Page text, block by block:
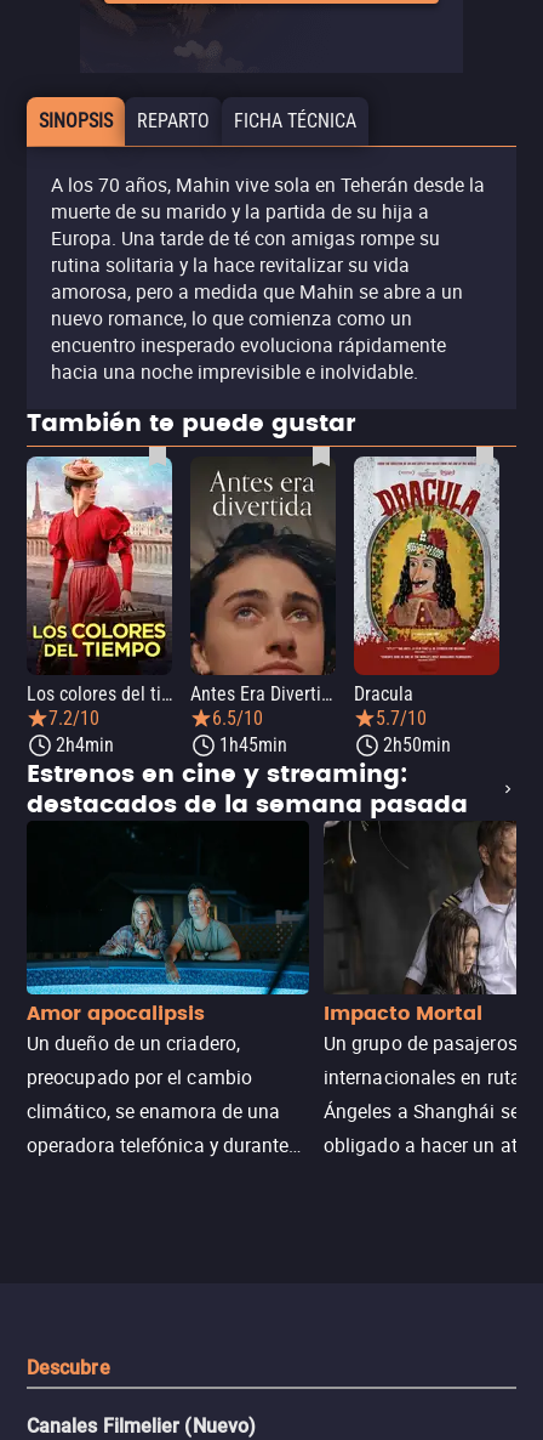
SINOPSIS REPARTO FICHA TÉCNICA
A los 70 años, Mahin vive sola en Teherán desde la
muerte de su marido y la partida de su hija a
Europa. Una tarde de té con amigas rompe su
rutina solitaria y la hace revitalizar su vida
amorosa, pero a medida que Mahin se abre a un
nuevo romance, lo que comienza como un
encuentro inesperado evoluciona rápidamente
hacia una noche imprevisible e inolvidable.
También te puede gustar
Los colores del tiempo
7.2/10
2h4min
Antes Era Divertida
6.5/10
1h45min
Dracula
5.7/10
2h50min
Estrenos en cine y streaming:
destacados de la semana pasada
Amor apocalipsis
Un dueño de un criadero,
preocupado por el cambio
climático, se enamora de una
operadora telefónica y durante
Impacto Mortal
Un grupo de pasajeros
internacionales en ruta
Ángeles a Shanghái se ve
obligado a hacer un
Descubre
Canales Filmelier (Nuevo)